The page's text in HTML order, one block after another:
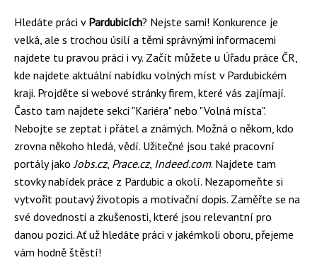
Hledáte práci v Pardubicích? Nejste sami! Konkurence je
velká, ale s trochou úsilí a těmi správnými informacemi
najdete tu pravou práci i vy. Začít můžete u Úřadu práce ČR,
kde najdete aktuální nabídku volných míst v Pardubickém
kraji. Projděte si webové stránky firem, které vás zajímají.
Často tam najdete sekci "Kariéra" nebo "Volná místa".
Nebojte se zeptat i přátel a známých. Možná o někom, kdo
zrovna někoho hledá, vědí. Užitečné jsou také pracovní
portály jako Jobs.cz, Prace.cz, Indeed.com. Najdete tam
stovky nabídek práce z Pardubic a okolí. Nezapomeňte si
vytvořit poutavý životopis a motivační dopis. Zaměřte se na
své dovednosti a zkušenosti, které jsou relevantní pro
danou pozici. Ať už hledáte práci v jakémkoli oboru, přejeme
vám hodně štěstí!